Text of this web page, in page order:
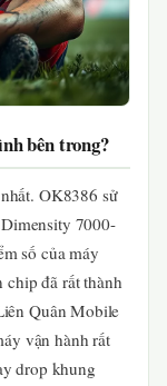
bên trong?
OK8386 sử
7000-
số của máy
chip đã rất thành
Quân Mobile
vận hành rất
drop khung